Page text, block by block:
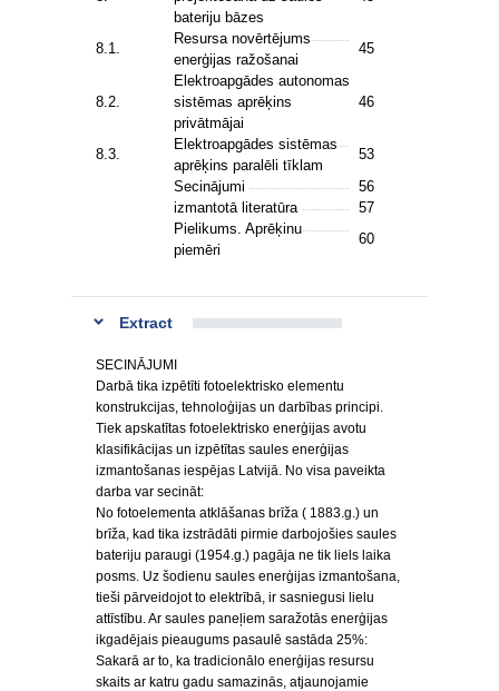
bateriju bāzes
8.1.
Resursa novērtējums
enerģijas ražošanai
45
8.2.
Elektroapgādes autonomas
sistēmas aprēķins
privātmājai
46
8.3.
Elektroapgādes sistēmas
aprēķins paralēli tīklam
53
Secinājumi
56
izmantotā literatūra
57
Pielikums. Aprēķinu
piemēri
60
Extract
SECINĀJUMI
Darbā tika izpētīti fotoelektrisko elementu
konstrukcijas, tehnoloģijas un darbības principi.
Tiek apskatītas fotoelektrisko enerģijas avotu
klasifikācijas un izpētītas saules enerģijas
izmantošanas iespējas Latvijā. No visa paveikta
darba var secināt:
No fotoelementa atklāšanas brīža ( 1883.g.) un
brīža, kad tika izstrādāti pirmie darbojošies saules
bateriju paraugi (1954.g.) pagāja ne tik liels laika
posms. Uz šodienu saules enerģijas izmantošana,
tieši pārveidojot to elektrībā, ir sasniegusi lielu
attīstību. Ar saules paneļiem saražotās enerģijas
ikgadējais pieaugums pasaulē sastāda 25%:
Sakarā ar to, ka tradicionālo enerģijas resursu
skaits ar katru gadu samazinās, atjaunojamie